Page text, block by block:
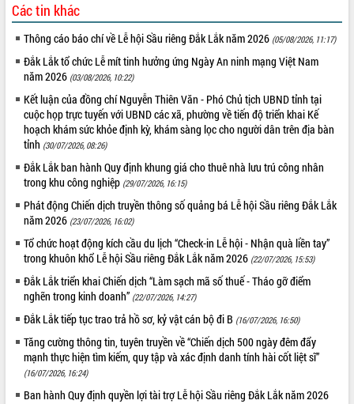
Các tin khác
Thông cáo báo chí về Lễ hội Sầu riêng Đắk Lắk năm 2026 (05/08/2026, 11:17)
Đắk Lắk tổ chức Lễ mít tinh hưởng ứng Ngày An ninh mạng Việt Nam
năm 2026 (03/08/2026, 10:22)
Kết luận của đồng chí Nguyễn Thiên Văn - Phó Chủ tịch UBND tỉnh tại
cuộc họp trực tuyến với UBND các xã, phường về tiến độ triển khai Kế
hoạch khám sức khỏe định kỳ, khám sàng lọc cho người dân trên địa bàn
tỉnh (30/07/2026, 08:26)
Đắk Lắk ban hành Quy định khung giá cho thuê nhà lưu trú công nhân
trong khu công nghiệp (29/07/2026, 16:15)
Phát động Chiến dịch truyền thông số quảng bá Lễ hội Sầu riêng Đắk Lắk
năm 2026 (23/07/2026, 16:02)
Tổ chức hoạt động kích cầu du lịch “Check-in Lễ hội - Nhận quà liền tay”
trong khuôn khổ Lễ hội Sầu riêng Đắk Lắk năm 2026 (22/07/2026, 15:53)
Đắk Lắk triển khai Chiến dịch “Làm sạch mã số thuế - Tháo gỡ điểm
nghẽn trong kinh doanh” (22/07/2026, 14:27)
Đắk Lắk tiếp tục trao trả hồ sơ, kỷ vật cán bộ đi B (16/07/2026, 16:50)
Tăng cường thông tin, tuyên truyền về “Chiến dịch 500 ngày đêm đẩy
mạnh thực hiện tìm kiếm, quy tập và xác định danh tính hài cốt liệt sĩ”
(16/07/2026, 16:24)
Ban hành Quy định quyền lợi tài trợ Lễ hội Sầu riêng Đắk Lắk năm 2026